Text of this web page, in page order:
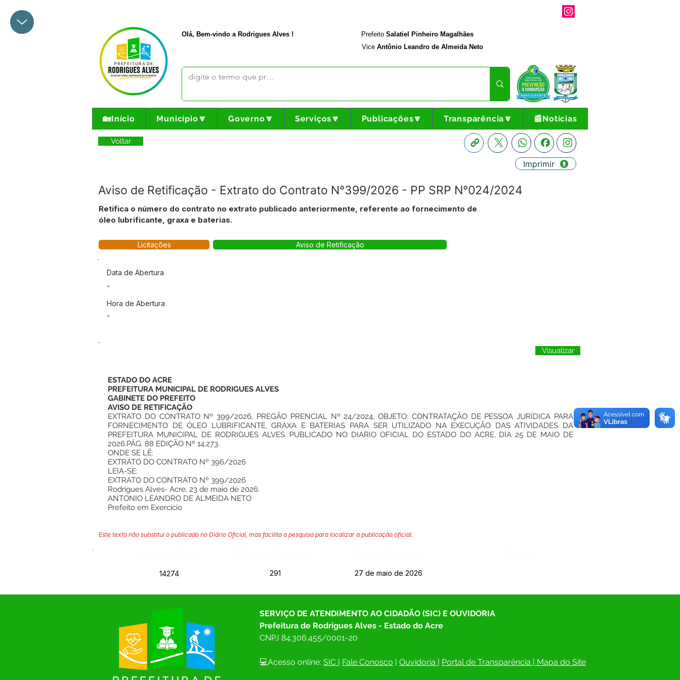
Olá, Bem-vindo a Rodrigues Alves ! Prefeito Salatiel Pinheiro Magalhães
Vice Antônio Leandro de Almeida Neto
🏡Início Município🔽 Governo🔽 Serviços🔽 Publicações🔽 Transparência🔽 📰Notícias
Voltar
Aviso de Retificação - Extrato do Contrato N°399/2026 - PP SRP N°024/2024
Imprimir
Retifica o número do contrato no extrato publicado anteriormente, referente ao fornecimento de
óleo lubrificante, graxa e baterias.
Licitações Aviso de Retificação
Data de Abertura
-
Hora de Abertura
-
Visualizar
ESTADO DO ACRE
PREFEITURA MUNICIPAL DE RODRIGUES ALVES
GABINETE DO PREFEITO
AVISO DE RETIFICAÇÃO
EXTRATO DO CONTRATO Nº 399/2026, PREGÃO PRENCIAL Nº 24/2024, OBJETO: CONTRATAÇÃO DE PESSOA JURÍDICA PARA
FORNECIMENTO DE ÓLEO LUBRIFICANTE, GRAXA E BATERIAS PARA SER UTILIZADO NA EXECUÇÃO DAS ATIVIDADES DA
PREFEITURA MUNICIPAL DE RODRIGUES ALVES. PUBLICADO NO DIARIO OFICIAL DO ESTADO DO ACRE, DIA 25 DE MAIO DE
2026.PÁG. 88 EDIÇÃO Nº 14.273.
ONDE SE LÊ:
EXTRATO DO CONTRATO Nº 396/2026
LEIA-SE:
EXTRATO DO CONTRATO Nº 399/2026
Rodrigues Alves- Acre, 23 de maio de 2026.
ANTONIO LEANDRO DE ALMEIDA NETO
Prefeito em Exercício
Este texto não substitui o publicado no Diário Oficial, mas facilita a pesquisa para localizar a publicação oficial.
14274 291 27 de maio de 2026
SERVIÇO DE ATENDIMENTO AO CIDADÃO (SIC) E OUVIDORIA
Prefeitura de Rodrigues Alves - Estado do Acre
CNPJ 84.306.455/0001-20
💻Acesso online: SIC | Fale Conosco | Ouvidoria | Portal de Transparência | Mapa do Site